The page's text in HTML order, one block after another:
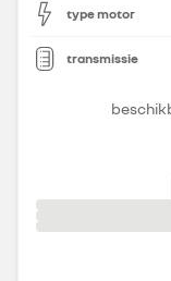
type motor
transmissie